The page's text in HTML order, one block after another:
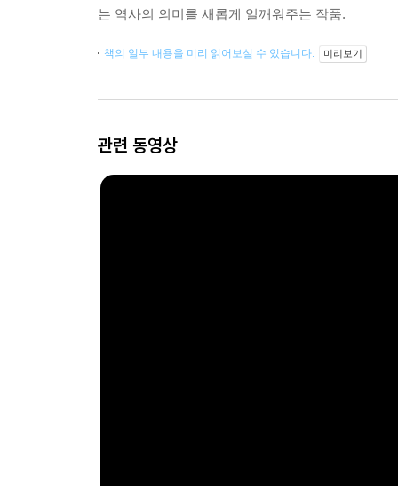
는 역사의 의미를 새롭게 일깨워주는 작품.
책의 일부 내용을 미리 읽어보실 수 있습니다. 미리보기
관련 동영상